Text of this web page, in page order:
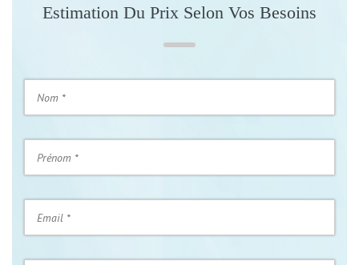
Estimation Du Prix Selon Vos Besoins